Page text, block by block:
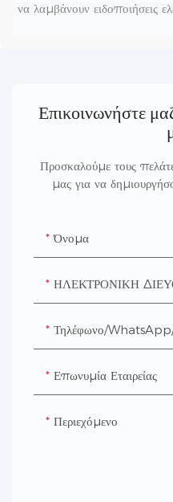
να λαμβάνουν ειδοποιήσεις
Επικοινωνήστε
Προσκαλούμε τους
μας για να
Όνομα
ΗΛΕΚΤΡΟΝΙΚΗ
Τηλέφωνο/
Επωνυμία Εταιρείας
Περιεχόμενο